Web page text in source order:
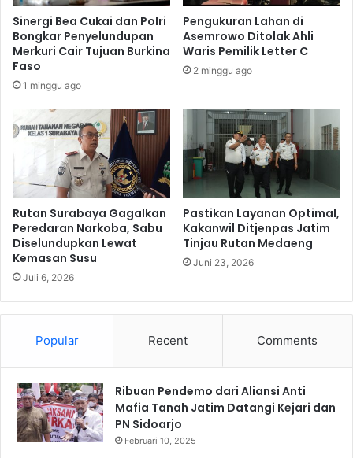
a
n
P
e
a
a
n
B
i
r
o
k
r
s
s
h
t
i
k
K
l
b
s
i
J
a
s
a
a
d
a
n
Sinergi Bea Cukai dan Polri
Bongkar Penyelundupan
Merkuri Cair Tujuan Burkina
Faso
1 minggu ago
Pengukuran Lahan di
Asemrowo Ditolak Ahli
Waris Pemilik Letter C
2 minggu ago
Rutan Surabaya Gagalkan
Peredaran Narkoba, Sabu
Diselundupkan Lewat
Kemasan Susu
Juli 6, 2026
Pastikan Layanan Optimal,
Kakanwil Ditjenpas Jatim
Tinjau Rutan Medaeng
Juni 23, 2026
Popular Recent Comments
Ribuan Pendemo dari Aliansi Anti
Mafia Tanah Jatim Datangi Kejari dan
PN Sidoarjo
Februari 10, 2025